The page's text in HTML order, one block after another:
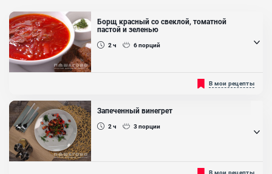
Борщ красный со свеклой, томатной
пастой и зеленью
2 ч 6порций
Включает томатную пасту для придания красного цвета и более
В мои рецепты
Запеченный винегрет
2 ч 3порции
По классическому рецепту овощи для винегрета отваривают или
В мои рецепты